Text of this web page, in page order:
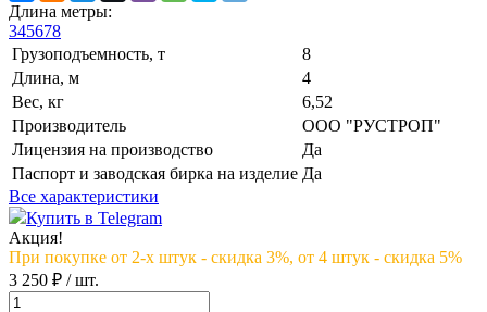
Длина метры:
345678
Грузоподъемность, т
8
Длина, м
4
Вес, кг
6,52
Производитель
ООО "РУСТРОП"
Лицензия на производство
Да
Паспорт и заводская бирка на изделие Да
Все характеристики
Купить в Telegram
Акция!
При покупке от 2-х штук - скидка 3%, от 4 штук - скидка 5%
3 250 ₽ / шт.